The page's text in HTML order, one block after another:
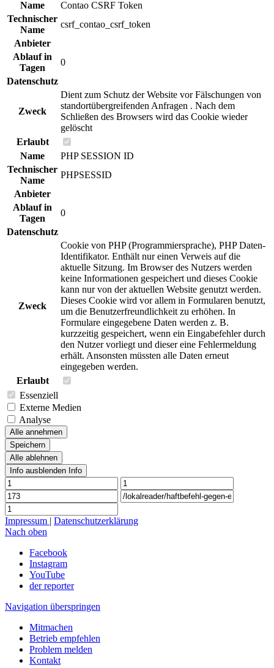
Name
Contao CSRF Token
Technischer
Name
csrf_contao_csrf_token
Anbieter
Ablauf in
Tagen
0
Datenschutz
Zweck
Dient zum Schutz der Website vor Fälschungen von
standortübergreifenden Anfragen . Nach dem
Schließen des Browsers wird das Cookie wieder
gelöscht
Erlaubt
Name
PHP SESSION ID
Technischer
Name
PHPSESSID
Anbieter
Ablauf in
Tagen
0
Datenschutz
Zweck
Cookie von PHP (Programmiersprache), PHP Daten-
Identifikator. Enthält nur einen Verweis auf die
aktuelle Sitzung. Im Browser des Nutzers werden
keine Informationen gespeichert und dieses Cookie
kann nur von der aktuellen Website genutzt werden.
Dieses Cookie wird vor allem in Formularen benutzt,
um die Benutzerfreundlichkeit zu erhöhen. In
Formulare eingegebene Daten werden z. B.
kurzzeitig gespeichert, wenn ein Eingabefehler durch
den Nutzer vorliegt und dieser eine Fehlermeldung
erhält. Ansonsten müssten alle Daten erneut
eingegeben werden.
Erlaubt
Essenziell
Externe Medien
Analyse
Alle annehmen
Speichern
Alle ablehnen
Info ausblenden Info
Impressum | Datenschutzerklärung
Nach oben
Facebook
Instagram
YouTube
der reporter
Navigation überspringen
Mitmachen
Betrieb empfehlen
Problem melden
Kontakt